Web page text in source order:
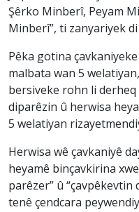
Şêrko Minberî, Peyam
Minberî”, ti zanyariyek
Pêka gotina
malbata wan 5
bersiveke rohn li derheq
diparêzin û herwisa
5 welatiyan
Herwisa wê çavkaniyê
heyamê binçavkirina
parêzer” û
tenê çendcara